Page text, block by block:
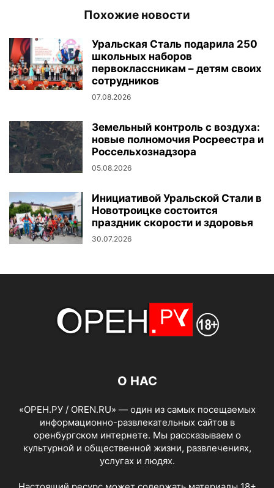
Похожие новости
Уральская Сталь подарила 250
школьных наборов
первоклассникам – детям своих
сотрудников
07.08.2026
Земельный контроль с воздуха:
новые полномочия Росреестра и
Россельхознадзора
05.08.2026
Инициативой Уральской Стали в
Новотроицке состоится
праздник скорости и здоровья
30.07.2026
О НАС
«ОРЕН.РУ / OREN.RU» — один из самых посещаемых
информационно-развлекательных сайтов в
оренбургском интернете. Мы рассказываем о
культурной и общественной жизни, развлечениях,
услугах и людях.